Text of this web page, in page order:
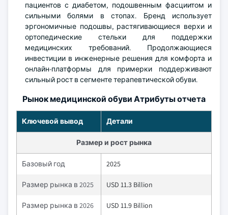
пациентов с диабетом, подошвенным фасциитом и
сильными болями в стопах. Бренд использует
эргономичные подошвы, растягивающиеся верхи и
ортопедические стельки для поддержки
медицинских требований. Продолжающиеся
инвестиции в инженерные решения для комфорта и
онлайн-платформы для примерки поддерживают
сильный рост в сегменте терапевтической обуви.
Рынок медицинской обуви Атрибуты отчета
Ключевой вывод Детали
Размер и рост рынка
Базовый год 2025
Размер рынка в 2025 USD 11.3 Billion
Размер рынка в 2026 USD 11.9 Billion